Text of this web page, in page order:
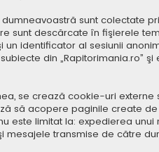
sunt colectate
sunt descărcate în fişierele
un identificator al sesiunii
din „Rapitorimania.ro”
se crează cookie-uri
să acopere paginile create
este limitat la: expedierea
mesajele transmise de către